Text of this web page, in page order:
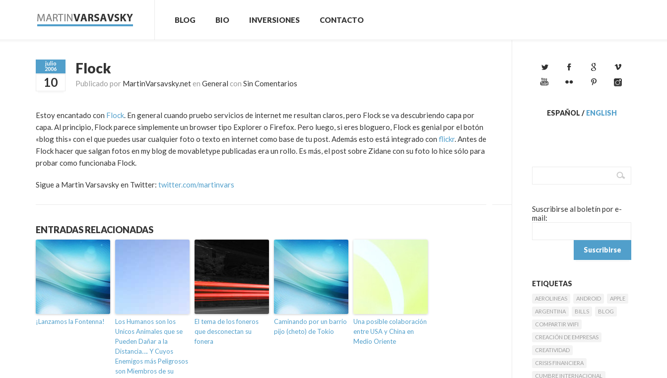
BLOG BIO INVERSIONES CONTACTO
julio
2006
10
Flock
Publicado por MartinVarsavsky.net en General con Sin Comentarios
Estoy encantado con Flock. En general cuando pruebo servicios de internet me resultan claros, pero Flock se va descubriendo capa por
capa. Al principio, Flock parece simplemente un browser tipo Explorer o Firefox. Pero luego, si eres bloguero, Flock es genial por el botón
«blog this» con el que puedes usar cualquier foto o texto en internet como base de tu post. Además esto está integrado con flickr. Antes de
Flock hacer que salgan fotos en my blog de movabletype publicadas era un rollo. Es más, el post sobre Zidane con su foto lo hice sólo para
probar como funcionaba Flock.
Sigue a Martin Varsavsky en Twitter: twitter.com/martinvars
ENTRADAS RELACIONADAS
¡Lanzamos la Fontenna!
Los Humanos son los
Unicos Animales que se
Pueden Dañar a la
Distancia…. Y Cuyos
Enemigos más Peligrosos
son Miembros de su
El tema de los foneros
que desconectan su
fonera
Caminando por un barrio
pijo (cheto) de Tokio
Una posible colaboración
entre USA y China en
Medio Oriente
ESPAÑOL / ENGLISH
Suscribirse al boletín por e-
mail:
ETIQUETAS
AEROLINEAS ANDROID
APPLE
ARGENTINA
BILLS
BLOG
COMPARTIR WIFI
CREACIÓN DE EMPRESAS
CREATIVIDAD
CRISIS FINANCIERA
CUMBRE INTERNACIONAL